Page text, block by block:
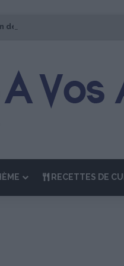
de “La Semaine des Chefs”
RECETTES DE